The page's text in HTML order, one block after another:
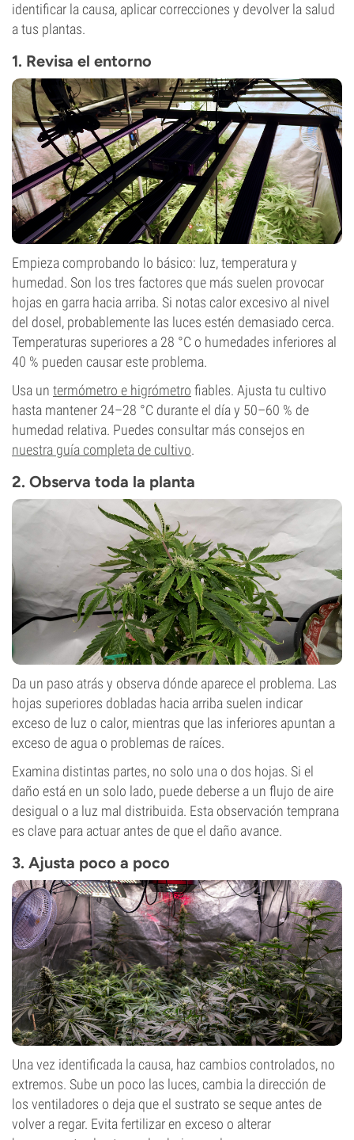
identificar la causa, aplicar correcciones y devolver la salud
a tus plantas.
1. Revisa el entorno
Empieza comprobando lo básico: luz, temperatura y
humedad. Son los tres factores que más suelen provocar
hojas en garra hacia arriba. Si notas calor excesivo al nivel
del dosel, probablemente las luces estén demasiado cerca.
Temperaturas superiores a 28 °C o humedades inferiores al
40 % pueden causar este problema.
Usa un termómetro e higrómetro fiables. Ajusta tu cultivo
hasta mantener 24–28 °C durante el día y 50–60 % de
humedad relativa. Puedes consultar más consejos en
nuestra guía completa de cultivo.
2. Observa toda la planta
Da un paso atrás y observa dónde aparece el problema. Las
hojas superiores dobladas hacia arriba suelen indicar
exceso de luz o calor, mientras que las inferiores apuntan a
exceso de agua o problemas de raíces.
Examina distintas partes, no solo una o dos hojas. Si el
daño está en un solo lado, puede deberse a un flujo de aire
desigual o a luz mal distribuida. Esta observación temprana
es clave para actuar antes de que el daño avance.
3. Ajusta poco a poco
Una vez identificada la causa, haz cambios controlados, no
extremos. Sube un poco las luces, cambia la dirección de
los ventiladores o deja que el sustrato se seque antes de
volver a regar. Evita fertilizar en exceso o alterar